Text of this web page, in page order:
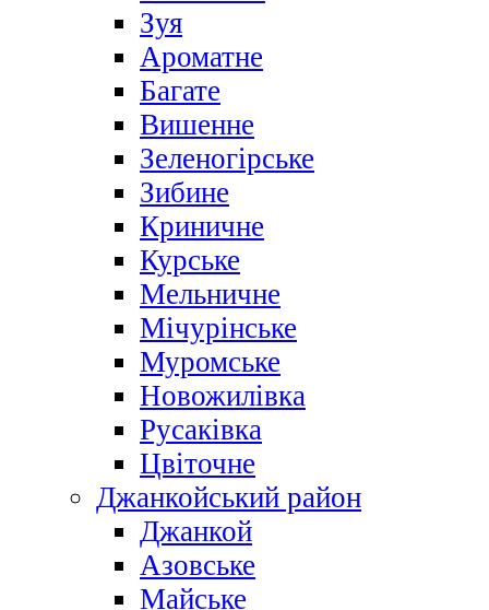
Зуя
Ароматне
Багате
Вишенне
Зеленогірське
Зибине
Криничне
Курське
Мельничне
Мічурінське
Муромське
Новожилівка
Русаківка
Цвіточне
Джанкойський район
Джанкой
Азовське
Майське